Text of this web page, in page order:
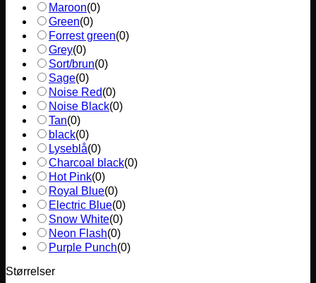
Maroon(0)
Green(0)
Forrest green(0)
Grey(0)
Sort/brun(0)
Sage(0)
Noise Red(0)
Noise Black(0)
Tan(0)
black(0)
Lyseblå(0)
Charcoal black(0)
Hot Pink(0)
Royal Blue(0)
Electric Blue(0)
Snow White(0)
Neon Flash(0)
Purple Punch(0)
Størrelser